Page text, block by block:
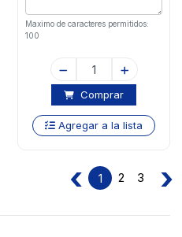
Maximo de caracteres permitidos:
100
Comprar
Agregar a la lista
‹ 1 2 3 ›